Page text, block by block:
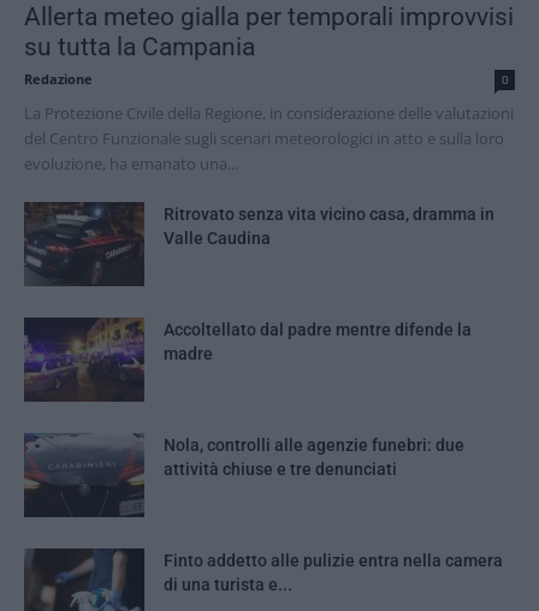
Allerta meteo gialla per temporali improvvisi
su tutta la Campania
Redazione 0
La Protezione Civile della Regione, in considerazione delle valutazioni
del Centro Funzionale sugli scenari meteorologici in atto e sulla loro
evoluzione, ha emanato una...
Ritrovato senza vita vicino casa, dramma in
Valle Caudina
Accoltellato dal padre mentre difende la
madre
Nola, controlli alle agenzie funebri: due
attività chiuse e tre denunciati
Finto addetto alle pulizie entra nella camera
di una turista e...